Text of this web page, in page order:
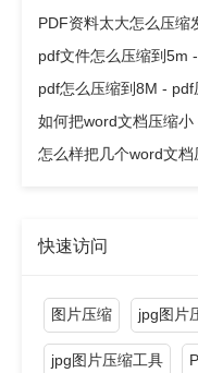
PDF资料太大怎么压缩
pdf文件怎么压缩到5m
pdf怎么压缩到8M - pdf
如何把word文档压缩
怎么样把几个word文
快速访问
图片压缩 jpg图片
jpg图片压缩工具